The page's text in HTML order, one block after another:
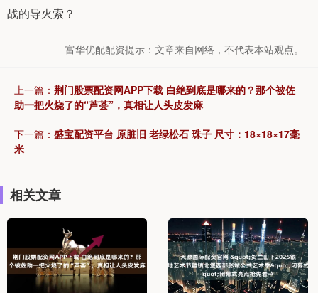
战的导火索？
富华优配配资提示：文章来自网络，不代表本站观点。
上一篇： 荆门股票配资网APP下载 白绝到底是哪来的？那个被佐
助一把火烧了的“芦荟”，真相让人头皮发麻
下一篇： 盛宝配资平台 原脏旧 老绿松石 珠子 尺寸：18×18×17毫
米
相关文章